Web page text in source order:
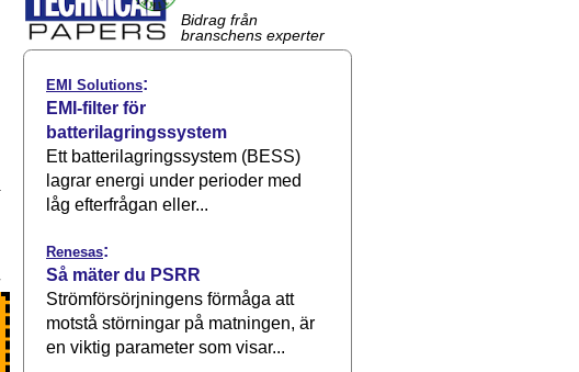
Bidrag från
branschens experter
EMI Solutions:
EMI-filter för
batterilagringssystem
Ett batterilagringssystem (BESS)
lagrar energi under perioder med
låg efterfrågan eller...
Renesas:
Så mäter du PSRR
Strömförsörjningens förmåga att
motstå störningar på matningen, är
en viktig parameter som visar...